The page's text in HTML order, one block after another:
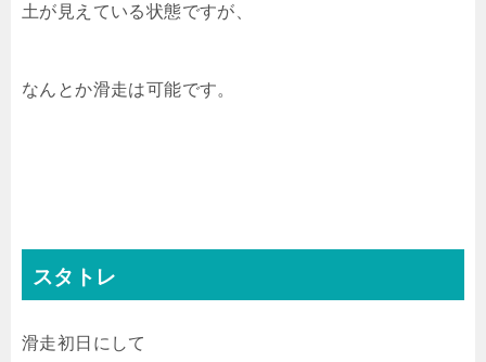
土が見えている状態ですが、
なんとか滑走は可能です。
スタトレ
滑走初日にして